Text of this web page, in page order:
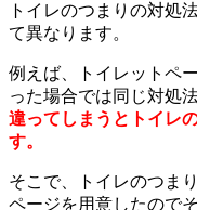
トイレのつまりの対処
て異なります。
例えば、トイレットペ
った場合では同じ対処
違ってしまうとトイレ
す。
そこで、トイレのつま
ページを用意したので